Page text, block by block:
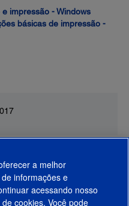
impressão - Windows
básicas de impressão -
a melhor
informações e
acessando nosso
cookies. Você pode